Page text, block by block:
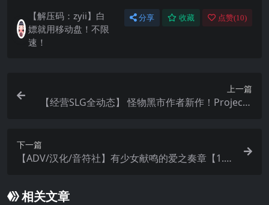
【解压码：zyii】白
嫖就用移动盘！不限
速！
分享 收藏 点赞(10)
上一篇
【经营SLG全动态】 怪物黑市作者新作！ProjectR
下一篇
【ADV/汉化/音符社】有少女献鸣的爱之奏章【1.4
相关文章